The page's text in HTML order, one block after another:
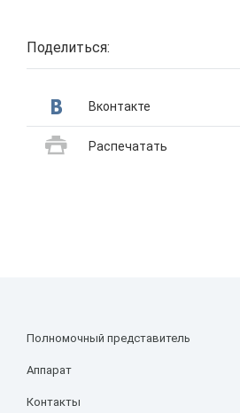
Поделиться:
Вконтакте
Распечатать
Полномочный представитель
Аппарат
Контакты